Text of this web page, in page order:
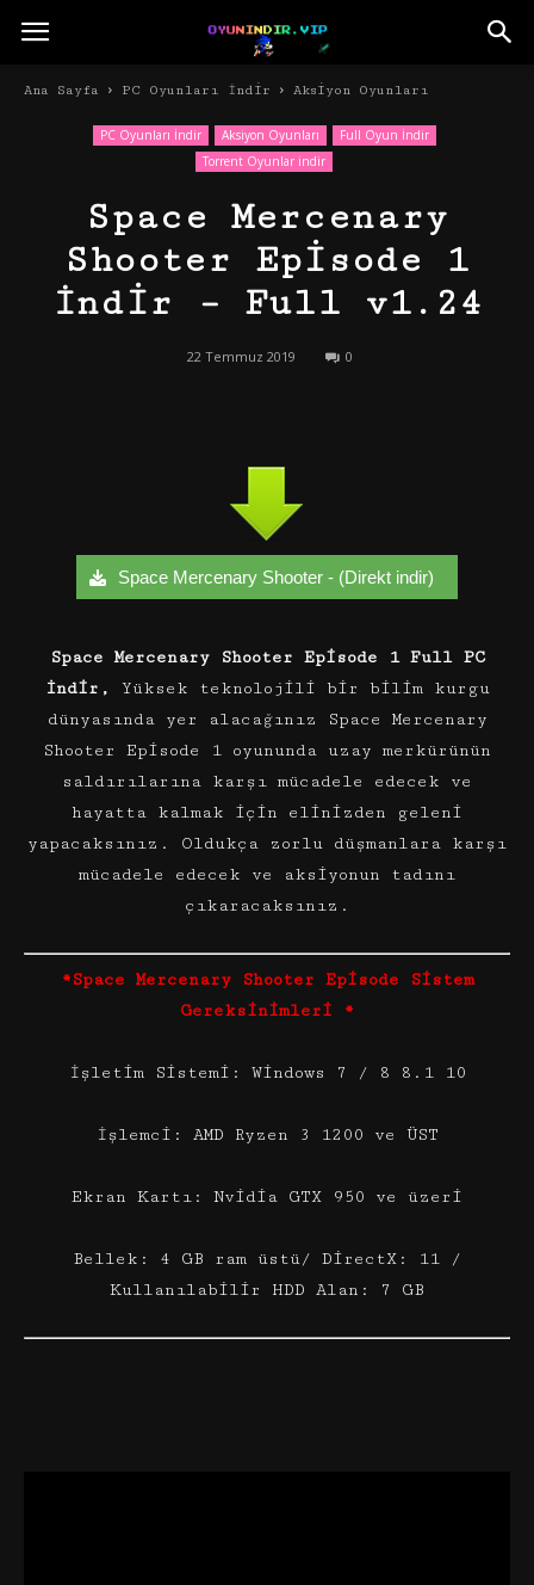
Ana Sayfa PC Oyunları İndir Aksiyon Oyunları
PC Oyunları İndir Aksiyon Oyunları
Full Oyun İndir
Torrent Oyunlar indir
Space Mercenary
Shooter Episode 1
İndir – Full v1.24
22 Temmuz 2019 0
Space Mercenary Shooter - (Direkt indir)
Space Mercenary Shooter Episode 1 Full PC
İndir,
Yüksek teknolojili bir bilim kurgu
dünyasında yer alacağınız Space Mercenary
Shooter Episode 1 oyununda uzay merkürünün
saldırılarına karşı mücadele edecek ve
hayatta kalmak için elinizden geleni
yapacaksınız. Oldukça zorlu düşmanlara karşı
mücadele edecek ve aksiyonun tadını
çıkaracaksınız.
*Space Mercenary Shooter Episode Sistem
Gereksinimleri *
İşletim Sistemi: Windows 7 / 8 8.1 10
İşlemci: AMD Ryzen 3 1200 ve ÜST
Ekran Kartı: Nvidia GTX 950 ve üzeri
Bellek: 4 GB ram üstü/ DirectX: 11 /
Kullanılabilir HDD Alan: 7 GB